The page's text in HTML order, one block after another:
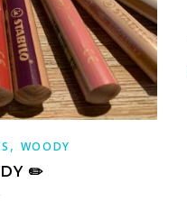
, WOODY
✏️